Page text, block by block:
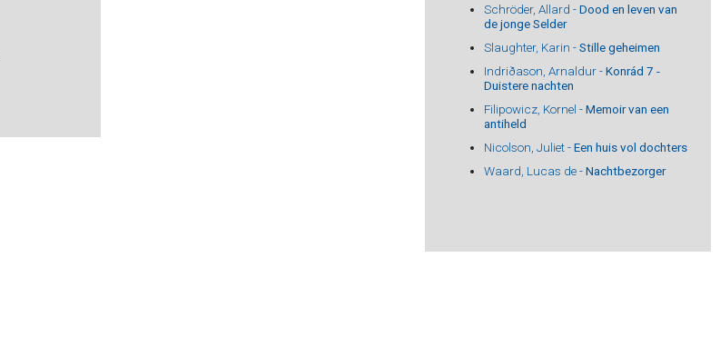
Schröder, Allard -Dood en leven van
de jonge Selder
Slaughter, Karin -Stille geheimen
Indriðason, Arnaldur -Konrád 7 -
Duistere nachten
Filipowicz, Kornel -Memoir van een
antiheld
Nicolson, Juliet -Een huis vol dochters
Waard, Lucas de -Nachtbezorger